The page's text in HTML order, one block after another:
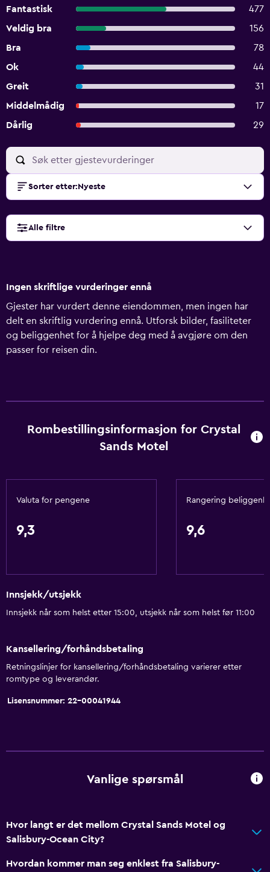
Fantastisk
477
Veldig bra
156
Bra
78
Ok
44
Greit
31
Middelmådig
17
Dårlig
29
Sorter etter: Nyeste
Alle filtre
Ingen skriftlige vurderinger ennå
Gjester har vurdert denne eiendommen, men ingen har
delt en skriftlig vurdering ennå. Utforsk bilder, fasiliteter
og beliggenhet for å hjelpe deg med å avgjøre om den
passer for reisen din.
Rombestillingsinformasjon for Crystal
Sands Motel
Valuta for pengene
9,3
Rangering
9,6
Innsjekk/utsjekk
Innsjekk når som helst etter 15:00, utsjekk når som helst før 11:00
Kansellering/forhåndsbetaling
Retningslinjer for kansellering/forhåndsbetaling varierer etter
romtype og leverandør.
Lisensnummer: 22-00041944
Vanlige spørsmål
Hvor langt er det mellom Crystal Sands Motel og
Salisbury-Ocean City?
Hvordan kommer man seg enklest fra Salisbury-